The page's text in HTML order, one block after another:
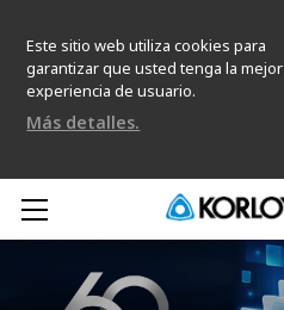
Este sitio web utiliza cookies para
garantizar que usted tenga la mejor
experiencia de usuario.
Más detalles.